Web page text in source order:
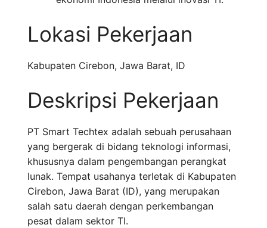
Lokasi Pekerjaan
Kabupaten Cirebon, Jawa Barat, ID
Deskripsi Pekerjaan
PT Smart Techtex adalah sebuah perusahaan
yang bergerak di bidang teknologi informasi,
khususnya dalam pengembangan perangkat
lunak. Tempat usahanya terletak di Kabupaten
Cirebon, Jawa Barat (ID), yang merupakan
salah satu daerah dengan perkembangan
pesat dalam sektor TI.